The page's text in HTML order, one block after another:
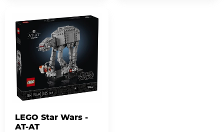
LEGO Star Wars -
AT-AT